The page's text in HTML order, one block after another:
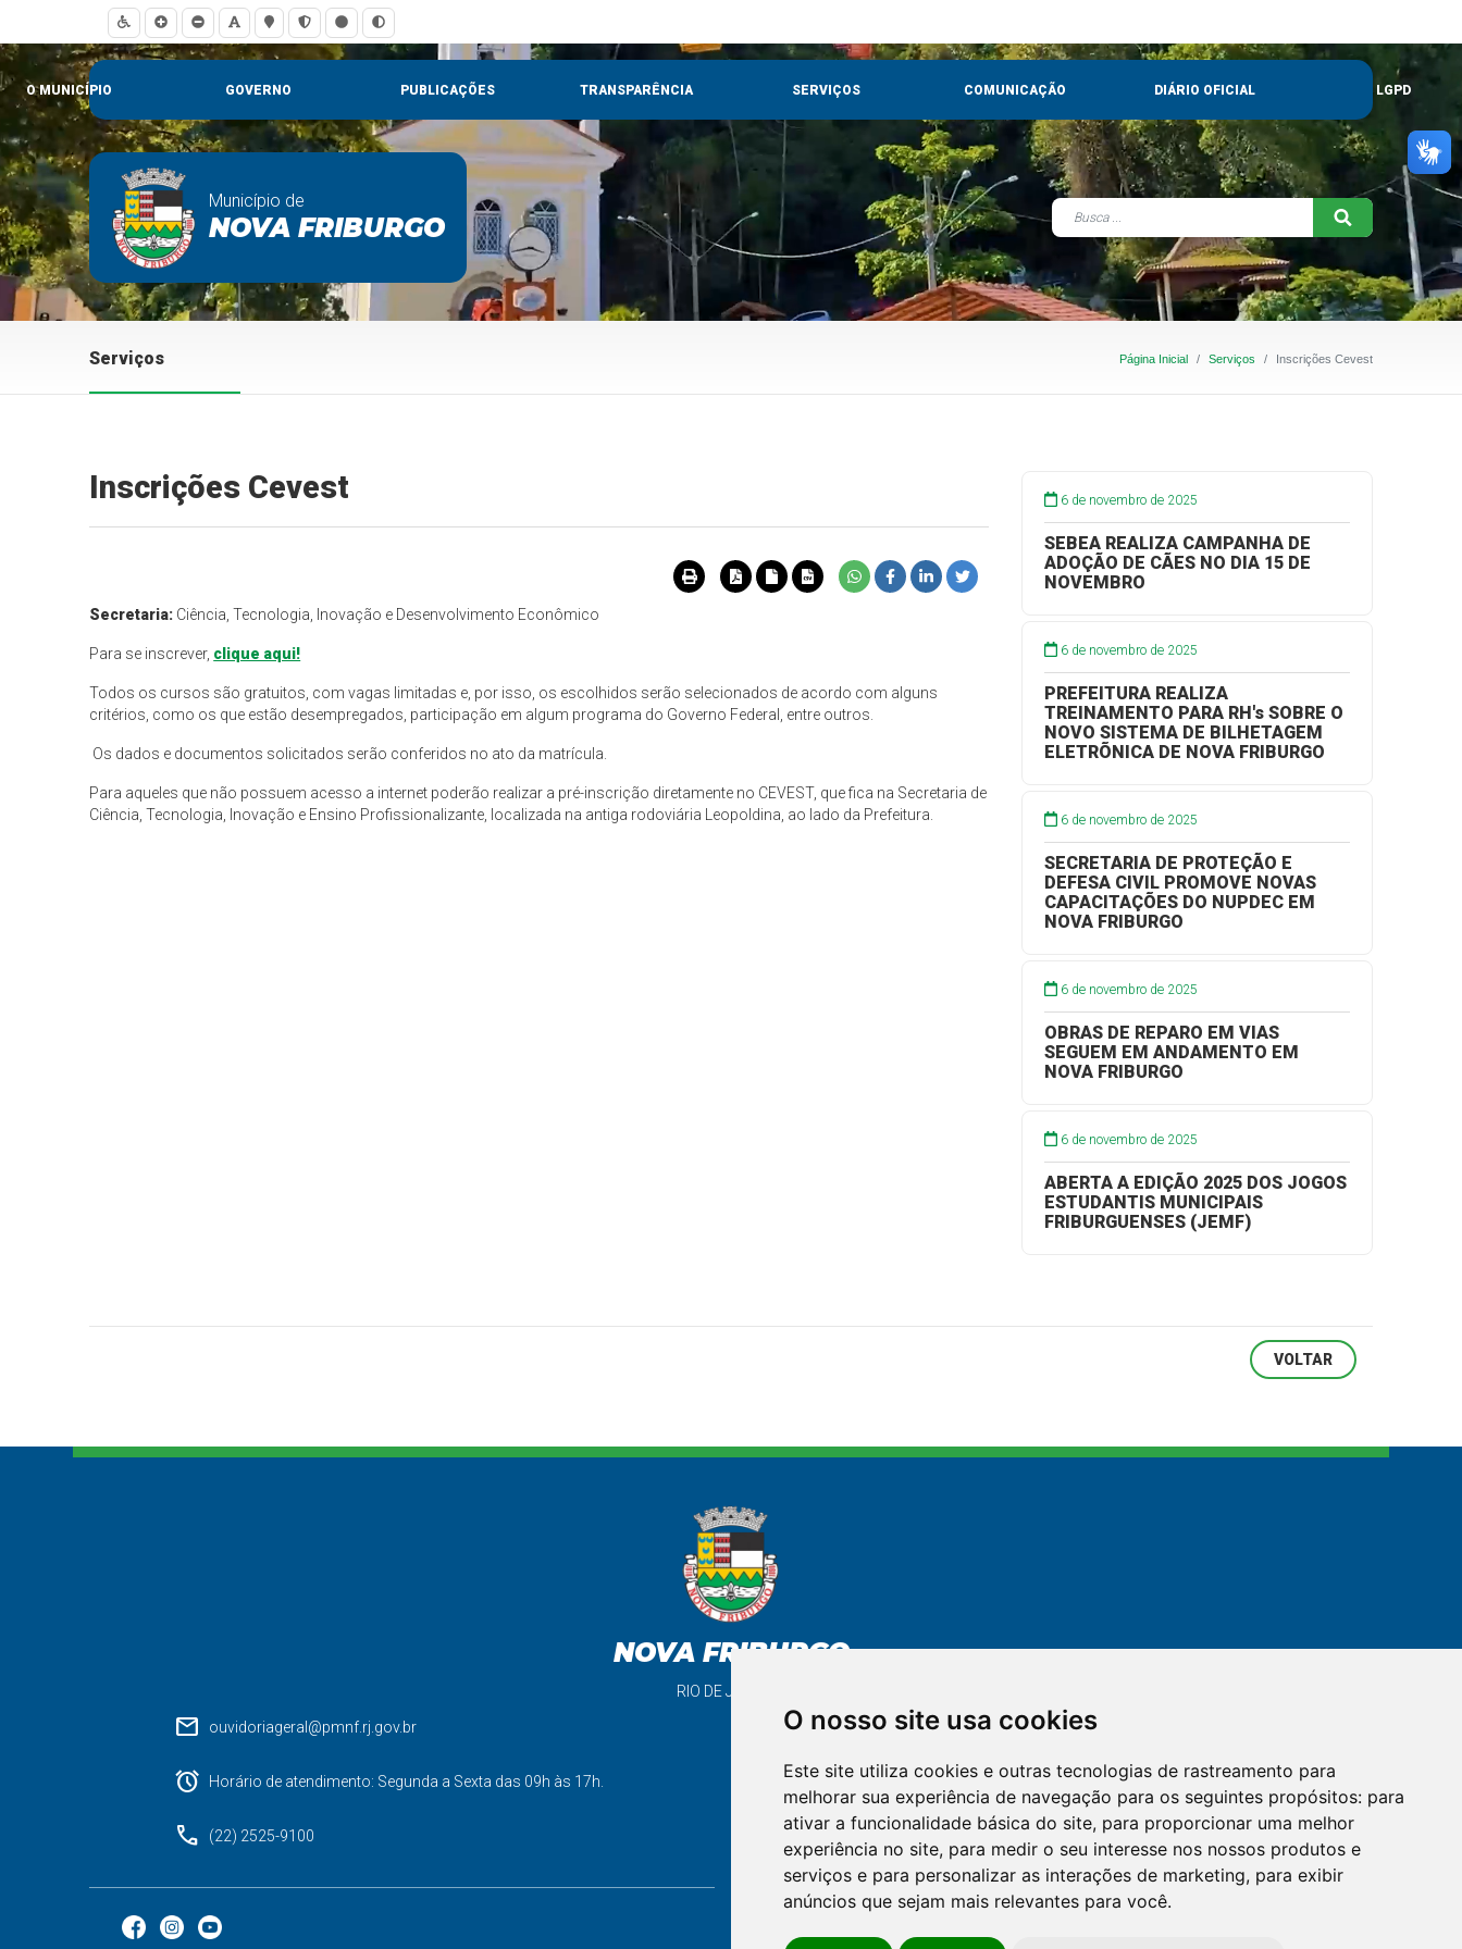
O nosso site usa cookies
Este site utiliza cookies e outras tecnologias de rastreamento para
melhorar sua experiência de navegação para os seguintes propósitos: para
ativar a funcionalidade básica do site, para proporcionar uma melhor
experiência no site, para medir o seu interesse nos nossos produtos e
serviços e para personalizar as interações de marketing, para exibir
anúncios que sejam mais relevantes para você.
O MUNICÍPIO GOVERNO PUBLICAÇÕES TRANSPARÊNCIA SERVIÇOS COMUNICAÇÃO DIÁRIO OFICIAL LGPD
Município de
NOVA FRIBURGO
Serviços Página Inicial Serviços Inscrições Cevest
Inscrições Cevest
Secretaria: Ciência, Tecnologia, Inovação e Desenvolvimento Econômico
Para se inscrever, clique aqui!
Todos os cursos são gratuitos, com vagas limitadas e, por isso, os escolhidos serão selecionados de acordo com alguns
critérios, como os que estão desempregados, participação em algum programa do Governo Federal, entre outros.
Os dados e documentos solicitados serão conferidos no ato da matrícula.
Para aqueles que não possuem acesso a internet poderão realizar a pré-inscrição diretamente no CEVEST, que fica na Secretaria de
Ciência, Tecnologia, Inovação e Ensino Profissionalizante, localizada na antiga rodoviária Leopoldina, ao lado da Prefeitura.
6 de novembro de 2025
SEBEA REALIZA CAMPANHA DE
ADOÇÃO DE CÃES NO DIA 15 DE
NOVEMBRO
6 de novembro de 2025
PREFEITURA REALIZA
TREINAMENTO PARA RH's SOBRE O
NOVO SISTEMA DE BILHETAGEM
ELETRÕNICA DE NOVA FRIBURGO
6 de novembro de 2025
SECRETARIA DE PROTEÇÃO E
DEFESA CIVIL PROMOVE NOVAS
CAPACITAÇÕES DO NUPDEC EM
NOVA FRIBURGO
6 de novembro de 2025
OBRAS DE REPARO EM VIAS
SEGUEM EM ANDAMENTO EM
NOVA FRIBURGO
6 de novembro de 2025
ABERTA A EDIÇÃO 2025 DOS JOGOS
ESTUDANTIS MUNICIPAIS
FRIBURGUENSES (JEMF)
VOLTAR
NOVA FRIBURGO
RIO DE JANEIRO
mail ouvidoriageral@pmnf.rj.gov.br
alarm Horário de atendimento: Segunda a Sexta das 09h às 17h.
phone (22) 2525-9100
support_agent
FALE CONOSCO
mail
OUVIDORIA
cloud_lock
LGPD